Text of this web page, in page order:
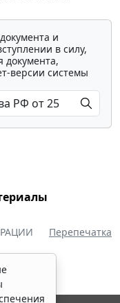
и
в силу,
документа,
версии системы
Перепечатка